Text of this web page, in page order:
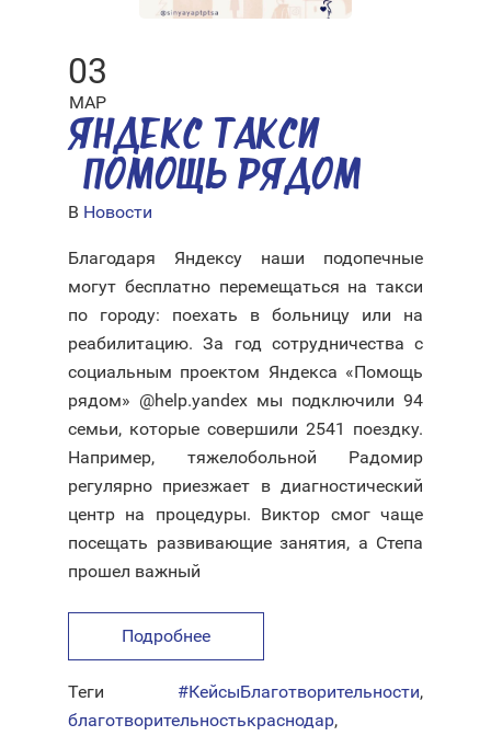
03
МАР
ЯНДЕКС ТАКСИ
«ПОМОЩЬ РЯДОМ»
В Новости
Благодаря Яндексу наши подопечные
могут бесплатно перемещаться на такси
по городу: поехать в больницу или на
реабилитацию. За год сотрудничества с
социальным проектом Яндекса «Помощь
рядом» @help.yandex мы подключили 94
семьи, которые совершили 2541 поездку.
Например, тяжелобольной Радомир
регулярно приезжает в диагностический
центр на процедуры. Виктор смог чаще
посещать развивающие занятия, а Степа
прошел важный
Подробнее
Теги #КейсыБлаготворительности,
благотворительностькраснодар,